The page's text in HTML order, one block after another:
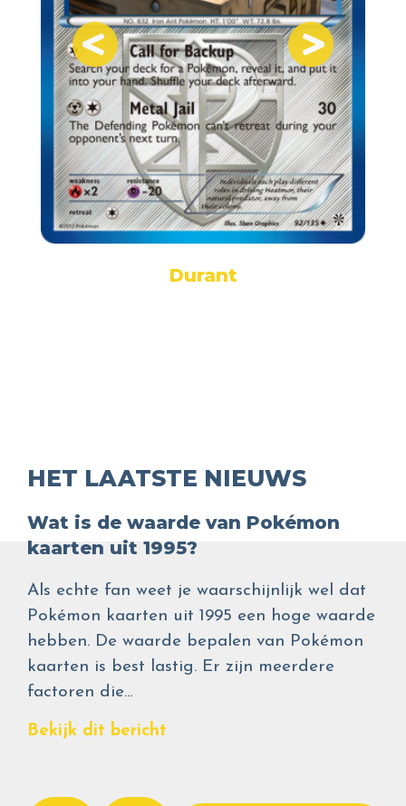
Durant
HET LAATSTE NIEUWS
Wat is de waarde van Pokémon
kaarten uit 1995?
Als echte fan weet je waarschijnlijk wel dat
Pokémon kaarten uit 1995 een hoge waarde
hebben. De waarde bepalen van Pokémon
kaarten is best lastig. Er zijn meerdere
factoren die…
Bekijk dit bericht